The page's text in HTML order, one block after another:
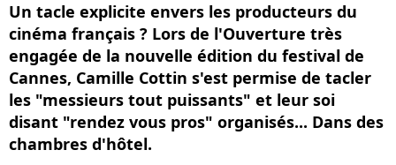
Un tacle explicite envers les producteurs du
cinéma français ? Lors de l'Ouverture très
engagée de la nouvelle édition du festival de
Cannes, Camille Cottin s'est permise de tacler
les "messieurs tout puissants" et leur soi
disant "rendez vous pros" organisés... Dans des
chambres d'hôtel.